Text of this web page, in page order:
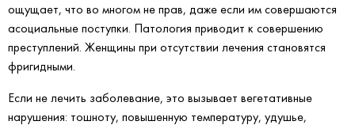
ощущает, что во многом не прав, даже если им совершаются
асоциальные поступки. Патология приводит к совершению
преступлений. Женщины при отсутствии лечения становятся
фригидными.
Если не лечить заболевание, это вызывает вегетативные
нарушения: тошноту, повышенную температуру, удушье,